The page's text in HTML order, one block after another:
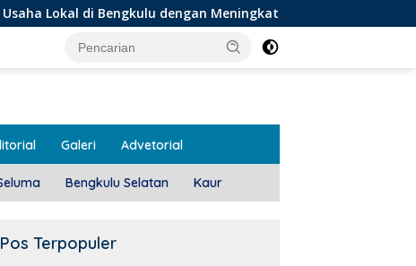
dengan Meningkatkan Ruang Publik dan Kebersihan
Galeri Advetorial
Bengkulu Selatan Kaur
Pos Terpopuler